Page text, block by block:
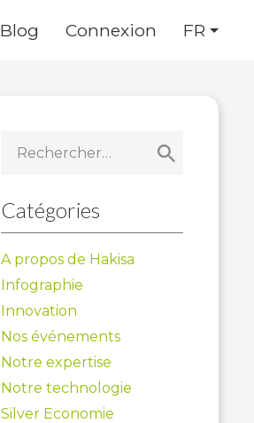
Blog Connexion FR
Catégories
A propos de Hakisa
Infographie
Innovation
Nos événements
Notre expertise
Notre technologie
Silver Economie